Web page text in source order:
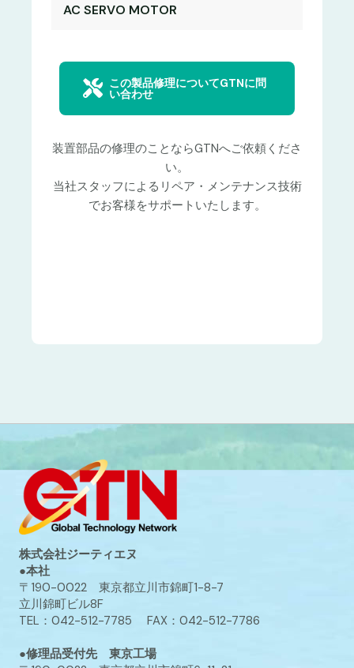
AC SERVO MOTOR
この製品修理についてGTNに問
い合わせ
装置部品の修理のことならGTNへご依頼くださ
い。
当社スタッフによるリペア・メンテナンス技術
でお客様をサポートいたします。
株式会社ジーティエヌ
●本社
〒190-0022 東京都立川市錦町1-8-7
立川錦町ビル8F
TEL：042-512-7785 FAX：042-512-7786
●修理品受付先 東京工場